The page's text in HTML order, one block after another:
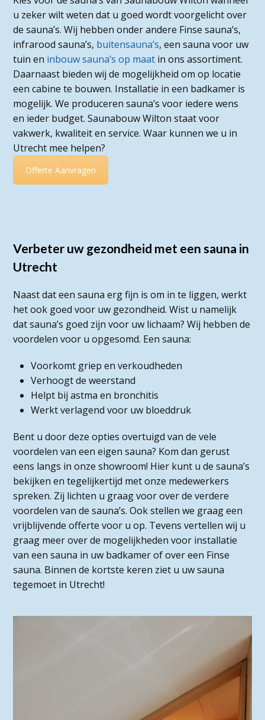
u zeker wilt weten dat u goed wordt voorgelicht over
de sauna’s. Wij hebben onder andere Finse sauna’s,
infrarood sauna’s, buitensauna’s, een sauna voor uw
tuin en inbouw sauna’s op maat in ons assortiment.
Daarnaast bieden wij de mogelijkheid om op locatie
een cabine te bouwen. Installatie in een badkamer is
mogelijk. We produceren sauna’s voor iedere wens
en ieder budget. Saunabouw Wilton staat voor
vakwerk, kwaliteit en service. Waar kunnen we u in
Utrecht mee helpen?
Offerte Aanvragen
Verbeter uw gezondheid met een sauna in
Utrecht
Naast dat een sauna erg fijn is om in te liggen, werkt
het ook goed voor uw gezondheid. Wist u namelijk
dat sauna’s goed zijn voor uw lichaam? Wij hebben de
voordelen voor u opgesomd. Een sauna:
Voorkomt griep en verkoudheden
Verhoogt de weerstand
Helpt bij astma en bronchitis
Werkt verlagend voor uw bloeddruk
Bent u door deze opties overtuigd van de vele
voordelen van een eigen sauna? Kom dan gerust
eens langs in onze showroom! Hier kunt u de sauna’s
bekijken en tegelijkertijd met onze medewerkers
spreken. Zij lichten u graag voor over de verdere
voordelen van de sauna’s. Ook stellen we graag een
vrijblijvende offerte voor u op. Tevens vertellen wij u
graag meer over de mogelijkheden voor installatie
van een sauna in uw badkamer of over een Finse
sauna. Binnen de kortste keren ziet u uw sauna
tegemoet in Utrecht!